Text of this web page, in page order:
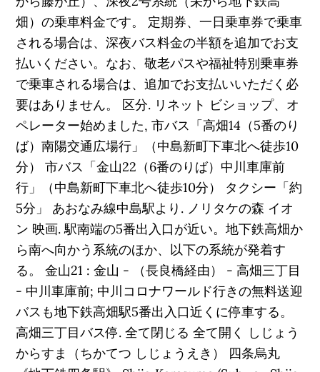
畑）の乗車料金です。 定期券、一日乗車券で乗車
される場合は、深夜バス料金の半額を追加でお支
払いください。なお、敬老パスや福祉特別乗車券
で乗車される場合は、追加でお支払いいただく必
要はありません。 区分. リネット ビショップ、オ
ペレーター始めました, 市バス「高畑14（5番のり
ば）南陽交通広場行」（中島新町下車北へ徒歩10
分） 市バス「金山22（6番のりば）中川車庫前
行」（中島新町下車北へ徒歩10分） タクシー「約
5分」 あおなみ線中島駅より. ノリタケの森 イオ
ン 映画. 駅南端の5番出入口が近い。地下鉄高畑か
ら南へ向かう系統のほか、以下の系統が発着す
る。 金山21 : 金山 - （長良橋経由） - 高畑三丁目
- 中川車庫前; 中川コロナワールド行きの無料送迎
バスも地下鉄高畑駅5番出入口近くに停車する。
高畑三丁目バス停. 全て閉じる 全て開く しじょう
からすま（ちかてつ しじょうえき） 四条烏丸